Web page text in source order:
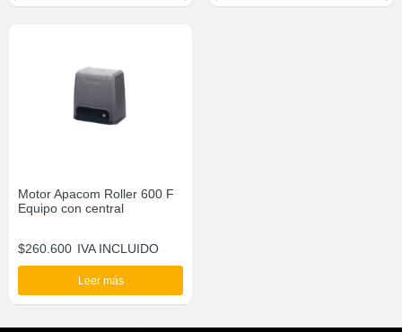
Motor Apacom Roller 600 F
Equipo con central
$260.600 IVA INCLUIDO
Leer más